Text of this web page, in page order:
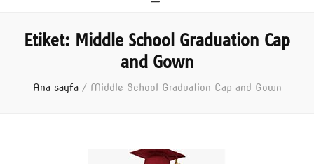
Etiket: Middle School Graduation Cap
and Gown
Ana sayfa / Middle School Graduation Cap and Gown